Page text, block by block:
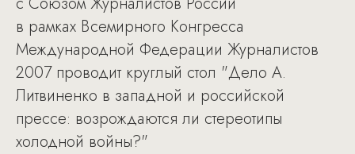
в рамках Всемирного Конгресса
Международной Федерации Журналистов
2007 проводит круглый стол "Дело А.
Литвиненко в западной и российской
прессе: возрождаются ли стереотипы
холодной войны?"